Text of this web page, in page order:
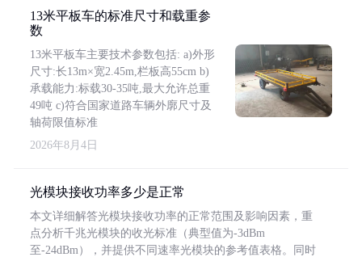
13米平板车的标准尺寸和载重参
数
13米平板车主要技术参数包括: a)外形
尺寸:长13m×宽2.45m,栏板高55cm b)
承载能力:标载30-35吨,最大允许总重
49吨 c)符合国家道路车辆外廓尺寸及
轴荷限值标准
2026年8月4日
光模块接收功率多少是正常
本文详细解答光模块接收功率的正常范围及影响因素，重
点分析千兆光模块的收光标准（典型值为-3dBm
至-24dBm），并提供不同速率光模块的参考值表格。同时